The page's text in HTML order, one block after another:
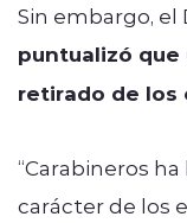
Sin embargo, el
puntualizó que
retirado de los
“Carabineros
carácter de los